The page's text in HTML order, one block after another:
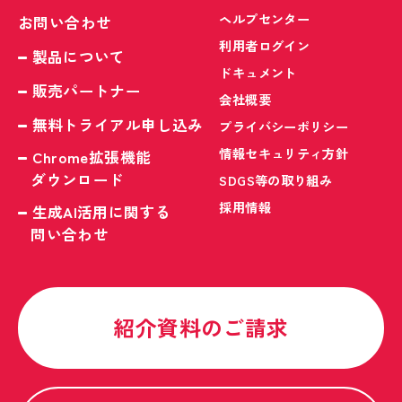
お問い合わせ
製品について
販売パートナー
無料トライアル申し込み
Chrome拡張機能
ダウンロード
生成AI活用に関する
問い合わせ
ヘルプセンター
利用者ログイン
ドキュメント
会社概要
プライバシーポリシー
情報セキュリティ方針
SDGS等の取り組み
採用情報
紹介資料のご請求